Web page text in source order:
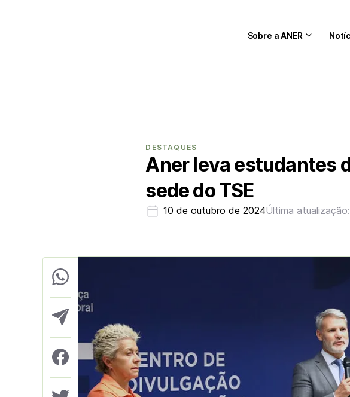
Sobre a ANER
DESTAQUES
Aner leva estudantes
sede do TSE
10 de outubro de 2024Última
Márcia Miranda